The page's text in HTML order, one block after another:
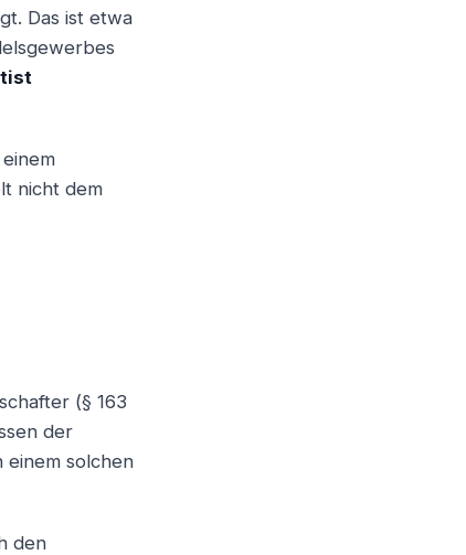
Das ist etwa
nicht dem
(§ 163
der
einem solchen
den